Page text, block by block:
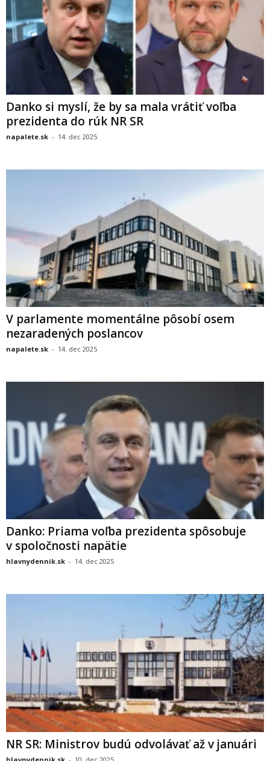
Danko si myslí, že by sa mala vrátiť voľba
prezidenta do rúk NR SR
napalete.sk - 14. dec 2025
V parlamente momentálne pôsobí osem
nezaradených poslancov
napalete.sk - 14. dec 2025
Danko: Priama voľba prezidenta spôsobuje
v spoločnosti napätie
hlavnydennik.sk - 14. dec 2025
NR SR: Ministrov budú odvolávať až v januári